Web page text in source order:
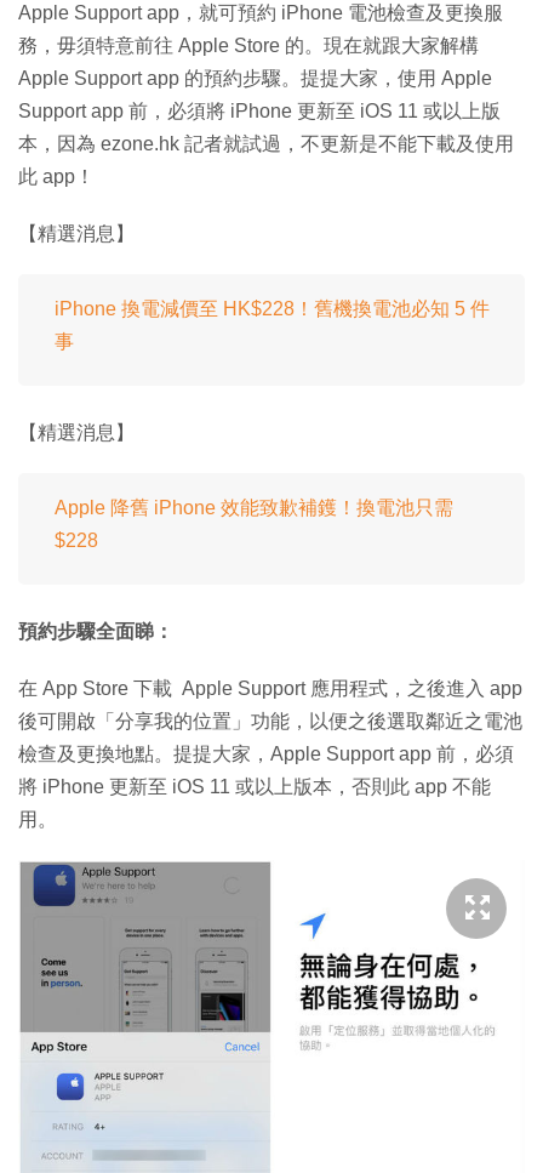
Apple Support app，就可預約 iPhone 電池檢查及更換服
務，毋須特意前往 Apple Store 的。現在就跟大家解構
Apple Support app 的預約步驟。提提大家，使用 Apple
Support app 前，必須將 iPhone 更新至 iOS 11 或以上版
本，因為 ezone.hk 記者就試過，不更新是不能下載及使用
此 app！
【精選消息】
iPhone 換電減價至 HK$228！舊機換電池必知 5 件
事
【精選消息】
Apple 降舊 iPhone 效能致歉補鑊！換電池只需
$228
預約步驟全面睇：
在 App Store 下載 Apple Support 應用程式，之後進入 app
後可開啟「分享我的位置」功能，以便之後選取鄰近之電池
檢查及更換地點。提提大家，Apple Support app 前，必須
將 iPhone 更新至 iOS 11 或以上版本，否則此 app 不能
用。